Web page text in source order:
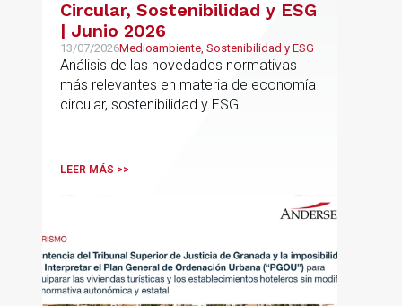
Circular, Sostenibilidad y ESG
| Junio 2026
13/07/2026Medioambiente, Sostenibilidad y ESG
Análisis de las novedades normativas
más relevantes en materia de economía
circular, sostenibilidad y ESG
LEER MÁS >>